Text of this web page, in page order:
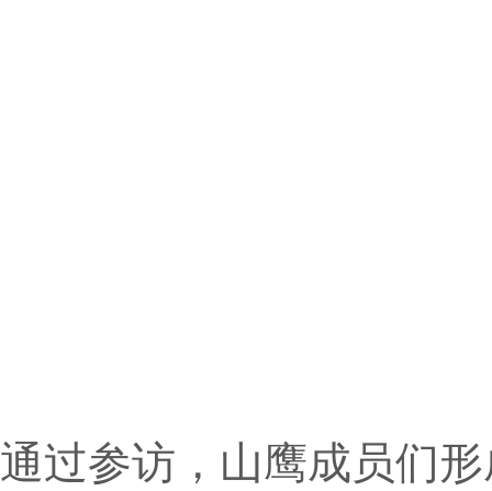
通过参访，山鹰成员们